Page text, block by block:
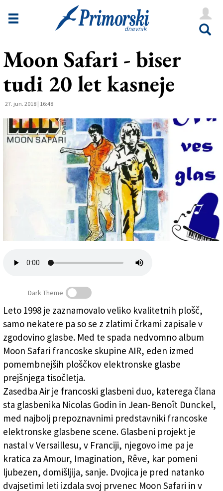
Novice
Goriška
Kultura
Še
Vreme
Moon Safari - biser
tudi 20 let kasneje
27. jun. 2018 | 16:48
Moon Safari - biser tudi 20 let kasneje
Dark Theme
Leto 1998 je zaznamovalo veliko kvalitetnih plošč,
samo nekatere pa so se z zlatimi črkami zapisale v
zgodovino glasbe. Med te spada nedvomno album
Moon Safari francoske skupine AIR, eden izmed
pomembnejših ploščkov elektronske glasbe
prejšnjega tisočletja.
Zasedba Air je francoski glasbeni duo, katerega člana
sta glasbenika Nicolas Godin in Jean-Benoît Dunckel,
med najbolj prepoznavnimi predstavniki francoske
elektronske glasbene scene. Glasbeni projekt je
nastal v Versaillesu, v Franciji, njegovo ime pa je
kratica za Amour, Imagination, Rêve, kar pomeni
ljubezen, domišljija, sanje. Dvojica je pred natanko
dvajsetimi leti izdala svoj prvenec Moon Safari in v